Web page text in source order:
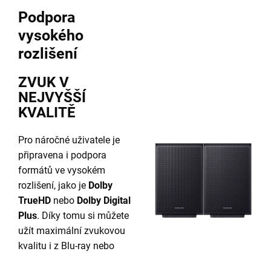
Podpora
vysokého
rozlišení
ZVUK V
NEJVYŠŠÍ
KVALITĚ
Pro náročné uživatele je
připravena i podpora
formátů ve vysokém
rozlišení, jako je Dolby
TrueHD nebo Dolby Digital
Plus. Díky tomu si můžete
užít maximální zvukovou
kvalitu i z Blu-ray nebo